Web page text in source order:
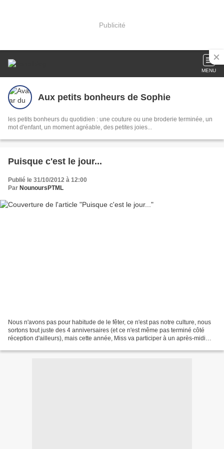
Publicité
MENU
Aux petits bonheurs de Sophie
les petits bonheurs du quotidien : une couture ou une broderie terminée, un
mot d'enfant, un moment agréable, des petites joies...
Puisque c'est le jour...
Publié le 31/10/2012 à 12:00
Par NounoursPTML
Nous n'avons pas pour habitude de le fêter, ce n'est pas notre culture, nous
sortons tout juste des 4 anniversaires (et ce n'est même pas terminé côté
réception d'ailleurs), mais cette année, Miss va participer à un après-midi